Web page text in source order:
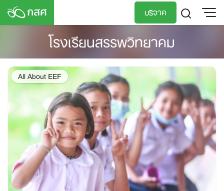
Skip
บริจาค
TH
โรงเรียนสรรพวิทยาคม
All About EEF